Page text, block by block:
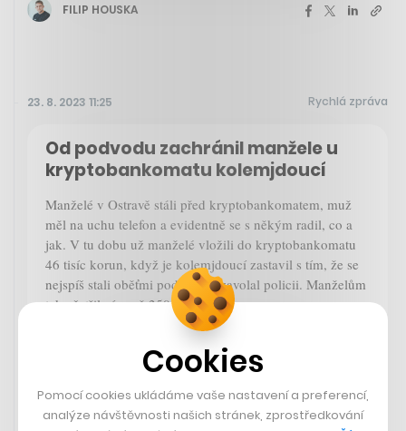
FILIP HOUSKA
23. 8. 2023 11:25 Rychlá zpráva
Od podvodu zachránil manžele u
kryptobankomatu kolemjdoucí
Manželé v Ostravě stáli před kryptobankomatem, muž
měl na uchu telefon a evidentně se s někým radil, co a
jak. V tu dobu už manželé vložili do kryptobankomatu
46 tisíc korun, když je kolemjdoucí zastavil s tím, že se
nejspíš stali oběťmi podvodu a zavolal policii. Manželům
tak ušetřil víc než 250 tisíc korun.
Cookies
Pomocí cookies ukládáme vaše nastavení a preferencí,
analýze návštěvnosti našich stránek, zprostředkování